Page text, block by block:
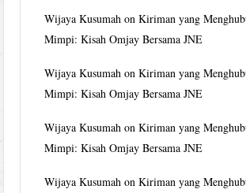
Wijaya Kusumah onKiriman yang
Mimpi: Kisah Omjay Bersama JNE
Wijaya Kusumah onKiriman yang
Mimpi: Kisah Omjay Bersama JNE
Wijaya Kusumah onKiriman yang
Mimpi: Kisah Omjay Bersama JNE
Wijaya Kusumah onKiriman yang